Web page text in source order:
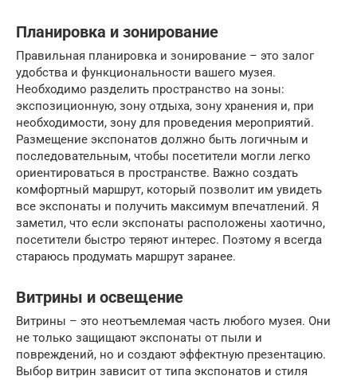
Планировка и зонирование
Правильная планировка и зонирование – это залог
удобства и функциональности вашего музея.
Необходимо разделить пространство на зоны:
экспозиционную, зону отдыха, зону хранения и, при
необходимости, зону для проведения мероприятий.
Размещение экспонатов должно быть логичным и
последовательным, чтобы посетители могли легко
ориентироваться в пространстве. Важно создать
комфортный маршрут, который позволит им увидеть
все экспонаты и получить максимум впечатлений. Я
заметил, что если экспонаты расположены хаотично,
посетители быстро теряют интерес. Поэтому я всегда
стараюсь продумать маршрут заранее.
Витрины и освещение
Витрины – это неотъемлемая часть любого музея. Они
не только защищают экспонаты от пыли и
повреждений, но и создают эффектную презентацию.
Выбор витрин зависит от типа экспонатов и стиля